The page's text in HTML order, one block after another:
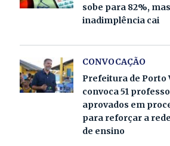
sobe para 82%, mas
inadimplência cai
CONVOCAÇÃO
Prefeitura de Porto
convoca 51
aprovados em
para reforçar a
de ensino